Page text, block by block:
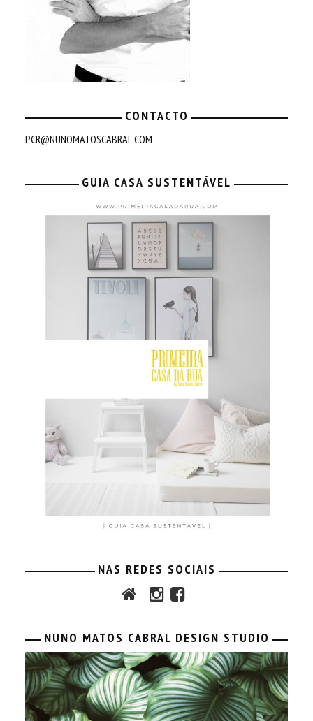
CONTACTO
PCR@NUNOMATOSCABRAL.COM
GUIA CASA SUSTENTÁVEL
NAS REDES SOCIAIS
NUNO MATOS CABRAL DESIGN STUDIO